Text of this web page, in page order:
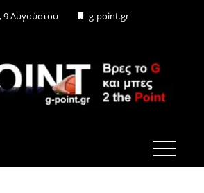
9 Αυγούστου g-point.gr